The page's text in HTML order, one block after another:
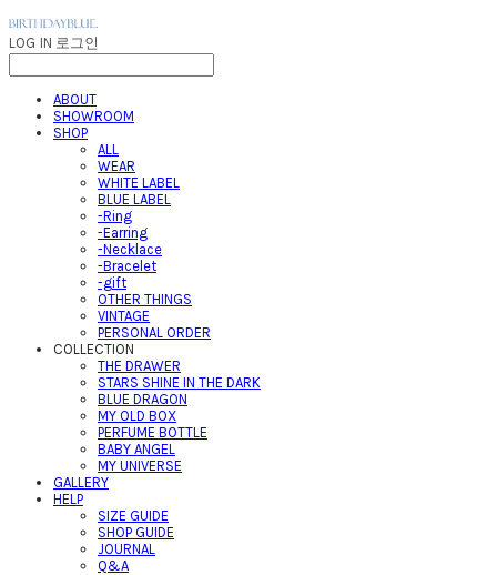
LOG IN 로그인
ABOUT
SHOWROOM
SHOP
ALL
WEAR
WHITE LABEL
BLUE LABEL
-Ring
-Earring
-Necklace
-Bracelet
-gift
OTHER THINGS
VINTAGE
PERSONAL ORDER
COLLECTION
THE DRAWER
STARS SHINE IN THE DARK
BLUE DRAGON
MY OLD BOX
PERFUME BOTTLE
BABY ANGEL
MY UNIVERSE
GALLERY
HELP
SIZE GUIDE
SHOP GUIDE
JOURNAL
Q&A